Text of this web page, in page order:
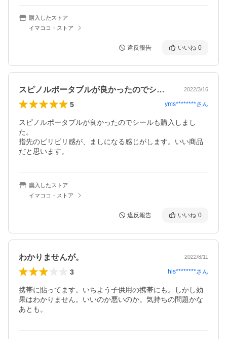
購入したストア
イマココ・ストア
違反報告 いいね 0
スピノルポータブルが良かったのでシール… 2022/3/16
5 yms********さん
スピノルポータブルが良かったのでシールも購入しまし
た。
指先のビリビリ感が、ましになる感じがします。いい商品
だと思います。
購入したストア
イマココ・ストア
違反報告 いいね 0
わかりませんが。 2022/8/11
3 his********さん
携帯に貼ってます。いちよう子供用の携帯にも。しかし効
果はわかりません。いいのか悪いのか。気持ちの問題かな
あとも。